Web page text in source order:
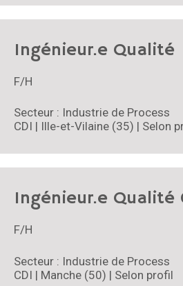
Ingénieur.e Qualité
F/H
Secteur : Industrie de Process
CDI | Ille-et-Vilaine (35) | Selon
Ingénieur.e Qualité
F/H
Secteur : Industrie de Process
CDI | Manche (50) | Selon profil